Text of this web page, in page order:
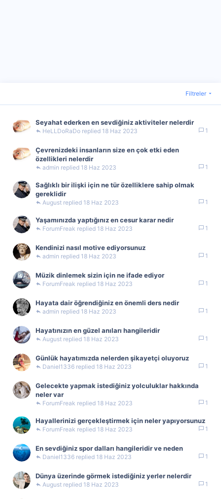
Filtreler
Seyahat ederken en sevdiğiniz aktiviteler nelerdir
1
18 Haz 2023
HeLLDoRaDo
Çevrenizdeki insanların size en çok etki eden
özellikleri nelerdir
1
18 Haz 2023
admin
Sağlıklı bir ilişki için ne tür özelliklere sahip olmak
gereklidir
1
18 Haz 2023
August
Yaşamınızda yaptığınız en cesur karar nedir
1
18 Haz 2023
ForumFreak
Kendinizi nasıl motive ediyorsunuz
1
18 Haz 2023
admin
Müzik dinlemek sizin için ne ifade ediyor
1
18 Haz 2023
ForumFreak
Hayata dair öğrendiğiniz en önemli ders nedir
1
18 Haz 2023
admin
Hayatınızın en güzel anıları hangileridir
1
18 Haz 2023
August
Günlük hayatımızda nelerden şikayetçi oluyoruz
1
18 Haz 2023
Daniel1336
Gelecekte yapmak istediğiniz yolculuklar hakkında
neler var
1
18 Haz 2023
ForumFreak
Hayallerinizi gerçekleştirmek için neler yapıyorsunuz
1
18 Haz 2023
ForumFreak
En sevdiğiniz spor dalları hangileridir ve neden
1
18 Haz 2023
Daniel1336
Dünya üzerinde görmek istediğiniz yerler nelerdir
1
18 Haz 2023
August